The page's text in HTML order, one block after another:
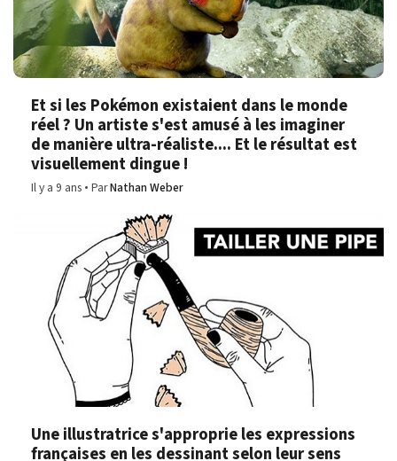
Et si les Pokémon existaient dans le monde
réel ? Un artiste s'est amusé à les imaginer
de manière ultra-réaliste.... Et le résultat est
visuellement dingue !
Il y a 9 ans ParNathan Weber
Une illustratrice s'approprie les expressions
françaises en les dessinant selon leur sens